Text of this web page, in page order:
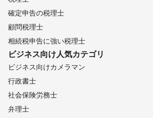
確定申告の税理士
顧問税理士
相続税申告に強い税理士
ビジネス向け人気カテゴリ
ビジネス向けカメラマン
行政書士
社会保険労務士
弁理士